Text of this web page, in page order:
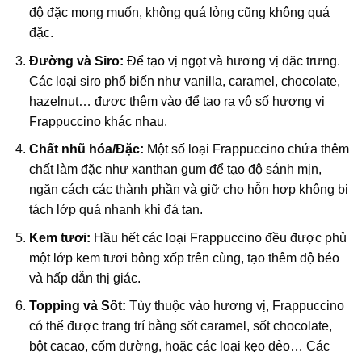
độ đặc mong muốn, không quá lỏng cũng không quá
đặc.
Đường và Siro: Để tạo vị ngọt và hương vị đặc trưng.
Các loại siro phổ biến như vanilla, caramel, chocolate,
hazelnut… được thêm vào để tạo ra vô số hương vị
Frappuccino khác nhau.
Chất nhũ hóa/Đặc: Một số loại Frappuccino chứa thêm
chất làm đặc như xanthan gum để tạo độ sánh mịn,
ngăn cách các thành phần và giữ cho hỗn hợp không bị
tách lớp quá nhanh khi đá tan.
Kem tươi: Hầu hết các loại Frappuccino đều được phủ
một lớp kem tươi bông xốp trên cùng, tạo thêm độ béo
và hấp dẫn thị giác.
Topping và Sốt: Tùy thuộc vào hương vị, Frappuccino
có thể được trang trí bằng sốt caramel, sốt chocolate,
bột cacao, cốm đường, hoặc các loại kẹo dẻo… Các